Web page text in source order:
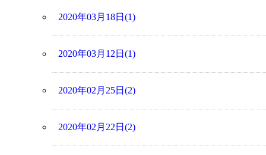
2020年03月18日(1)
2020年03月12日(1)
2020年02月25日(2)
2020年02月22日(2)